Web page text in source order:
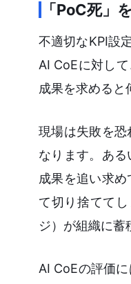
「PoC死」
不適切なKPI設
AI CoEに対し
成果を求めると
現場は失敗を
なります。あ
成果を追い求
て切り捨てて
ジ）が組織に蓄
AI CoEの評価